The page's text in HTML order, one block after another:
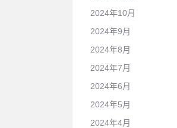
2024年10月
2024年9月
2024年8月
2024年7月
2024年6月
2024年5月
2024年4月